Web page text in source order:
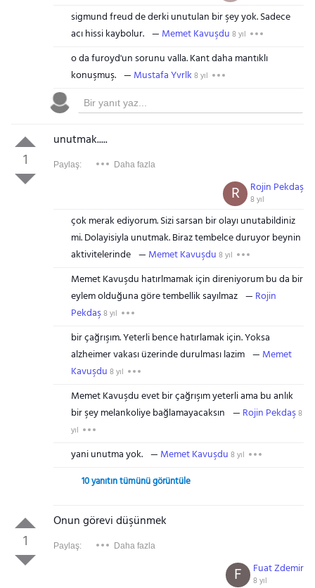
sigmund freud de derki unutulan bir şey yok. Sadece
acı hissi kaybolur.
Memet Kavuşdu 8 yıl
o da furoyd'un sorunu valla. Kant daha mantıklı
konuşmuş.
Mustafa Yvrlk 8 yıl
1
unutmak.....
Paylaş: Daha fazla
Rojin Pekdaş
8 yıl
R
çok merak ediyorum. Sizi sarsan bir olayı unutabildiniz
mi. Dolayisiyla unutmak. Biraz tembelce duruyor beynin
aktivitelerinde
Memet Kavuşdu 8 yıl
Memet Kavuşdu hatırlmamak için direniyorum bu da bir
eylem olduğuna göre tembellik sayılmaz
Rojin
Pekdaş8 yıl
bir çağrışım. Yeterli bence hatırlamak için. Yoksa
alzheimer vakası üzerinde durulması lazim
Memet
Kavuşdu 8 yıl
Memet Kavuşdu evet bir çağrışım yeterli ama bu anlık
bir şey melankoliye bağlamayacaksın
Rojin Pekdaş8
yıl
yani unutma yok. Memet Kavuşdu 8 yıl
10 yanıtın tümünü görüntüle
1
Onun görevi düşünmek
Paylaş: Daha fazla
Fuat Zdemir
8 yıl
F